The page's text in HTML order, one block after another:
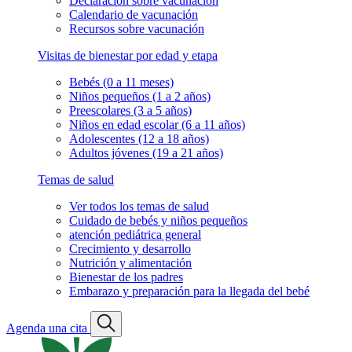
Calendario de vacunación
Recursos sobre vacunación
Visitas de bienestar por edad y etapa
Bebés (0 a 11 meses)
Niños pequeños (1 a 2 años)
Preescolares (3 a 5 años)
Niños en edad escolar (6 a 11 años)
Adolescentes (12 a 18 años)
Adultos jóvenes (19 a 21 años)
Temas de salud
Ver todos los temas de salud
Cuidado de bebés y niños pequeños
atención pediátrica general
Crecimiento y desarrollo
Nutrición y alimentación
Bienestar de los padres
Embarazo y preparación para la llegada del bebé
Agenda una cita